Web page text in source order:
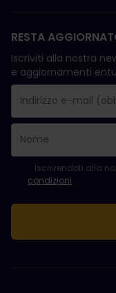
RESTA
Iscriviti alla nostra
e aggiornamenti
La registrazione è
Il campo "Indirizzo
L'indirizzo e-mail
Si è verificato un
Sei già iscritto a
Per iscriversi alla
Iscrivendoti alla
condizioni.